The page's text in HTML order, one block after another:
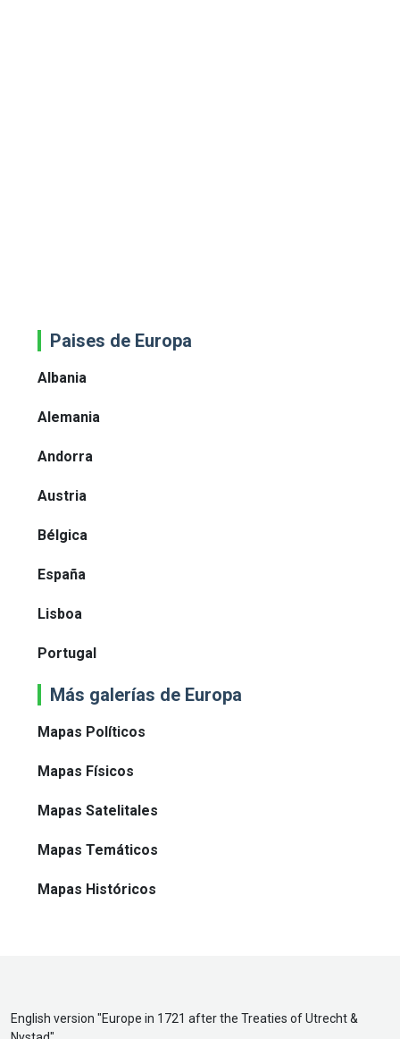
Paises de Europa
Albania
Alemania
Andorra
Austria
Bélgica
España
Lisboa
Portugal
Más galerías de Europa
Mapas Políticos
Mapas Físicos
Mapas Satelitales
Mapas Temáticos
Mapas Históricos
English version "Europe in 1721 after the Treaties of Utrecht &